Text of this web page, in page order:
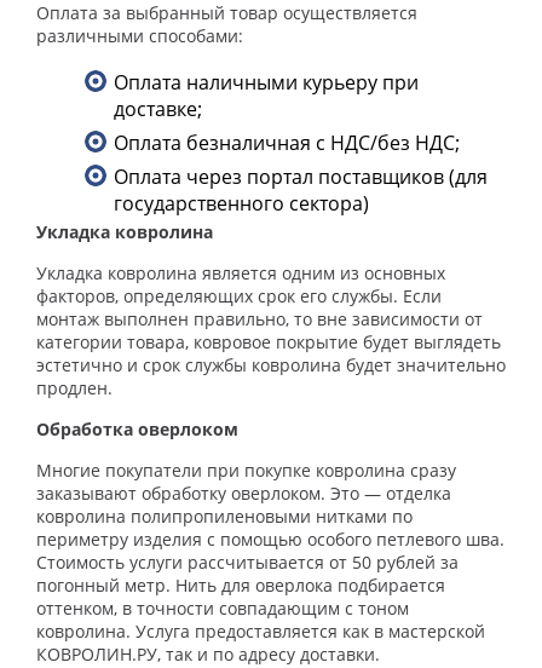
Оплата за выбранный товар осуществляется
различными способами:
Оплата наличными курьеру при
доставке;
Оплата безналичная с НДС/без НДС;
Оплата через портал поставщиков (для
государственного сектора)
Укладка ковролина
Укладка ковролина является одним из основных
факторов, определяющих срок его службы. Если
монтаж выполнен правильно, то вне зависимости от
категории товара, ковровое покрытие будет выглядеть
эстетично и срок службы ковролина будет значительно
продлен.
Обработка оверлоком
Многие покупатели при покупке ковролина сразу
заказывают обработку оверлоком. Это — отделка
ковролина полипропиленовыми нитками по
периметру изделия с помощью особого петлевого шва.
Стоимость услуги рассчитывается от 50 рублей за
погонный метр. Нить для оверлока подбирается
оттенком, в точности совпадающим с тоном
ковролина. Услуга предоставляется как в мастерской
КОВРОЛИН.РУ, так и по адресу доставки.